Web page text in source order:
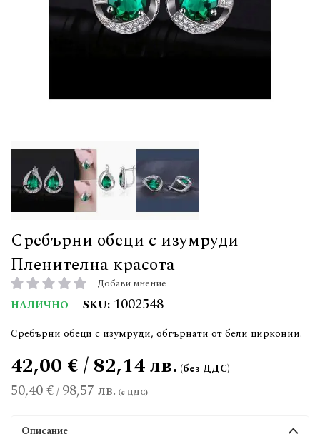
Сребърни обеци с изумруди –
Пленителна красота
рейтинг: Добави мнение
НАЛИЧНО SKU 1002548
Сребърни обеци с изумруди, обгърнати от бели цирконии.
50,40 €/ 98,57 лв.
42,00 € / 82,14 лв.
Описание